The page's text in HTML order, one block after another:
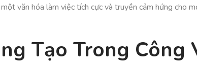
văn hóa làm việc tích cực và truyền cảm hứng cho
Tạo Trong Công